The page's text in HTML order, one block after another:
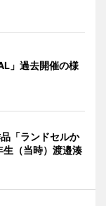
」過去開催の様
「ランドセルか
（当時）渡邉湊